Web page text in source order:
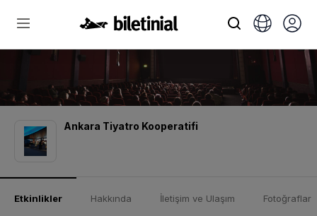
Ankara Tiyatro Kooperatifi
Etkinlikler Hakkında İletişim ve Ulaşım Fotoğraflar